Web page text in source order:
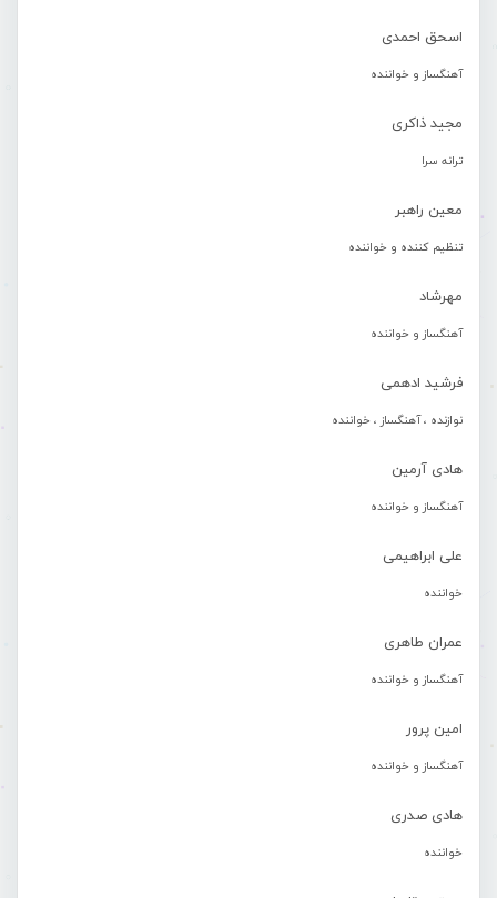
اسحق احمدی
آهنگساز و خواننده
مجید ذاکری
ترانه سرا
معین راهبر
تنظیم کننده و خواننده
مهرشاد
آهنگساز و خواننده
فرشید ادهمی
نوازنده ، آهنگساز ، خواننده
هادی آرمین
آهنگساز و خواننده
علی ابراهیمی
خواننده
عمران طاهری
آهنگساز و خواننده
امین پرور
آهنگساز و خواننده
هادی صدری
خواننده